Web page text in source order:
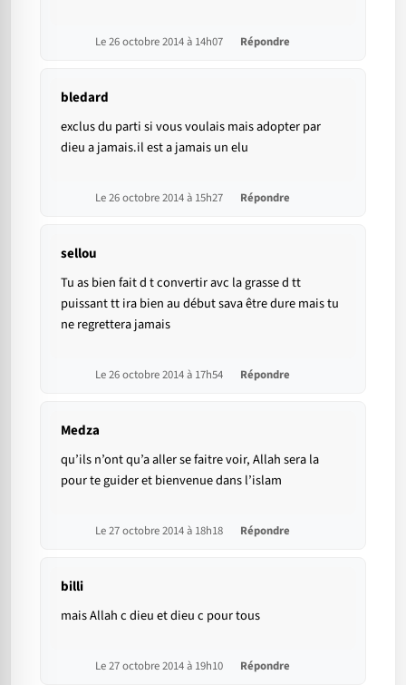
Le 26 octobre 2014 à 14h07 Répondre
bledard
exclus du parti si vous voulais mais adopter par
dieu a jamais.il est a jamais un elu
Le 26 octobre 2014 à 15h27 Répondre
sellou
Tu as bien fait d t convertir avc la grasse d tt
puissant tt ira bien au début sava être dure mais tu
ne regrettera jamais
Le 26 octobre 2014 à 17h54 Répondre
Medza
qu’ils n’ont qu’a aller se faitre voir, Allah sera la
pour te guider et bienvenue dans l’islam
Le 27 octobre 2014 à 18h18 Répondre
billi
mais Allah c dieu et dieu c pour tous
Le 27 octobre 2014 à 19h10 Répondre